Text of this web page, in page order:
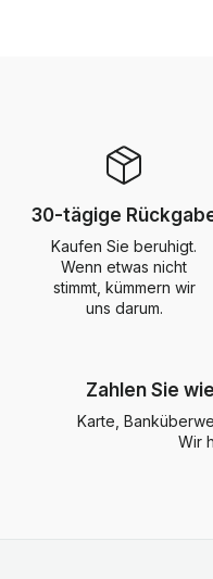
30-tägige
Kaufen Sie beruhigt.
Wenn etwas nicht
stimmt, kümmern wir
uns darum.
Zahlen Sie
Karte,
Wir